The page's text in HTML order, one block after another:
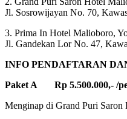
Jl. Sosrowijayan No. 70,
3. Prima In Hotel Malioboro,
Jl. Gandekan Lor No. 47,
INFO PENDAFTARAN
Paket A Rp 5.500.000,- /
Menginap di Grand Puri Saron